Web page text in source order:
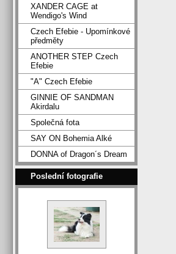
XANDER CAGE at
Wendigo's Wind
Czech Efebie - Upomínkové
předměty
ANOTHER STEP Czech
Efebie
"A" Czech Efebie
GINNIE OF SANDMAN
Akirdalu
Společná fota
SAY ON Bohemia Alké
DONNA of Dragon´s Dream
Poslední fotografie